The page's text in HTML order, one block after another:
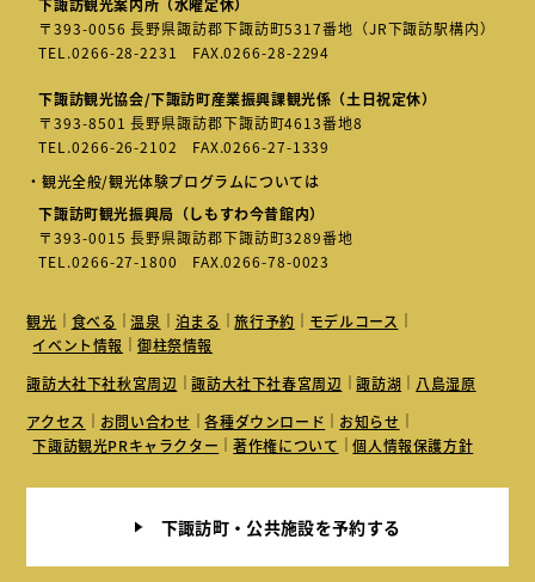
〒393-0056 長野県諏訪郡下諏訪町5317番地（JR下諏訪駅構内）
TEL.0266-28-2231 FAX.0266-28-2294
下諏訪観光協会/下諏訪町産業振興課観光係（土日祝定休）
〒393-8501 長野県諏訪郡下諏訪町4613番地8
TEL.0266-26-2102
FAX.0266-27-1339
・観光全般/観光体験プログラムについては
下諏訪町観光振興局（しもすわ今昔館内）
〒393-0015 長野県諏訪郡下諏訪町3289番地
TEL.0266-27-1800 FAX.0266-78-0023
観光 食べる 温泉 泊まる 旅行予約
モデルコース
イベント情報
御柱祭情報
諏訪大社下社秋宮周辺
諏訪大社下社春宮周辺 諏訪湖
八島湿原
アクセス
お問い合わせ 各種ダウンロード
お知らせ
下諏訪観光PRキャラクター
著作権について 個人情報保護方針
下諏訪町・公共施設を予約する